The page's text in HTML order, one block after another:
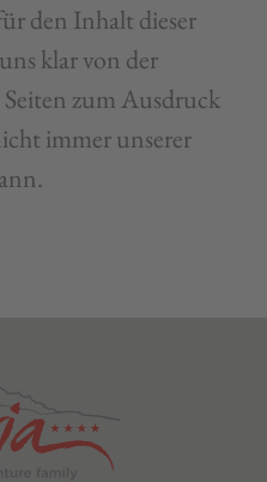
den Inhalt dieser
klar von der
zum Ausdruck
immer unserer